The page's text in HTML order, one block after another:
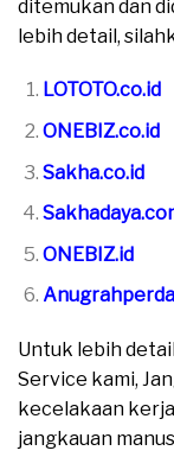
ditemukan dan
lebih detail,
LOTOTO.co.id
ONEBIZ.co.id
Sakha.co.id
ONEBIZ.id
Untuk lebih
Service kami,
kecelakaan
jangkauan